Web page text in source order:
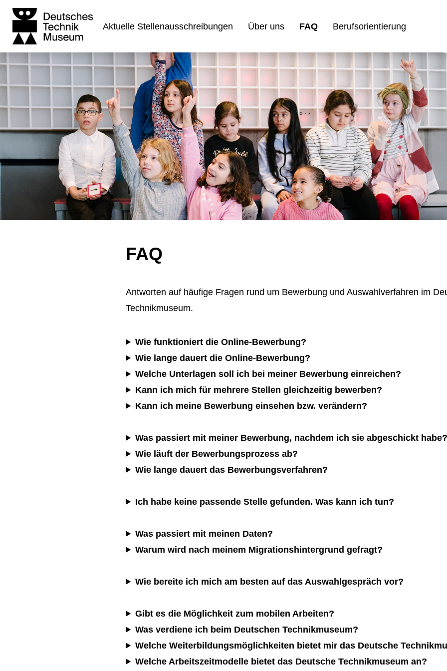
Aktuelle Stellenausschreibungen Über uns FAQ Berufsorientierung
FAQ
Antworten auf häufige Fragen rund um Bewerbung und Auswahlverfahren im
Technikmuseum.
Wie funktioniert die Online-Bewerbung?
Wie lange dauert die Online-Bewerbung?
Welche Unterlagen soll ich bei meiner Bewerbung einreichen?
Kann ich mich für mehrere Stellen gleichzeitig bewerben?
Kann ich meine Bewerbung einsehen bzw. verändern?
Was passiert mit meiner Bewerbung, nachdem ich sie abgeschickt habe?
Wie läuft der Bewerbungsprozess ab?
Wie lange dauert das Bewerbungsverfahren?
Ich habe keine passende Stelle gefunden. Was kann ich tun?
Was passiert mit meinen Daten?
Warum wird nach meinem Migrationshintergrund gefragt?
Wie bereite ich mich am besten auf das Auswahlgespräch vor?
Gibt es die Möglichkeit zum mobilen Arbeiten?
Was verdiene ich beim Deutschen Technikmuseum?
Welche Weiterbildungsmöglichkeiten bietet mir das Deutsche
Welche Arbeitszeitmodelle bietet das Deutsche Technikmuseum an?